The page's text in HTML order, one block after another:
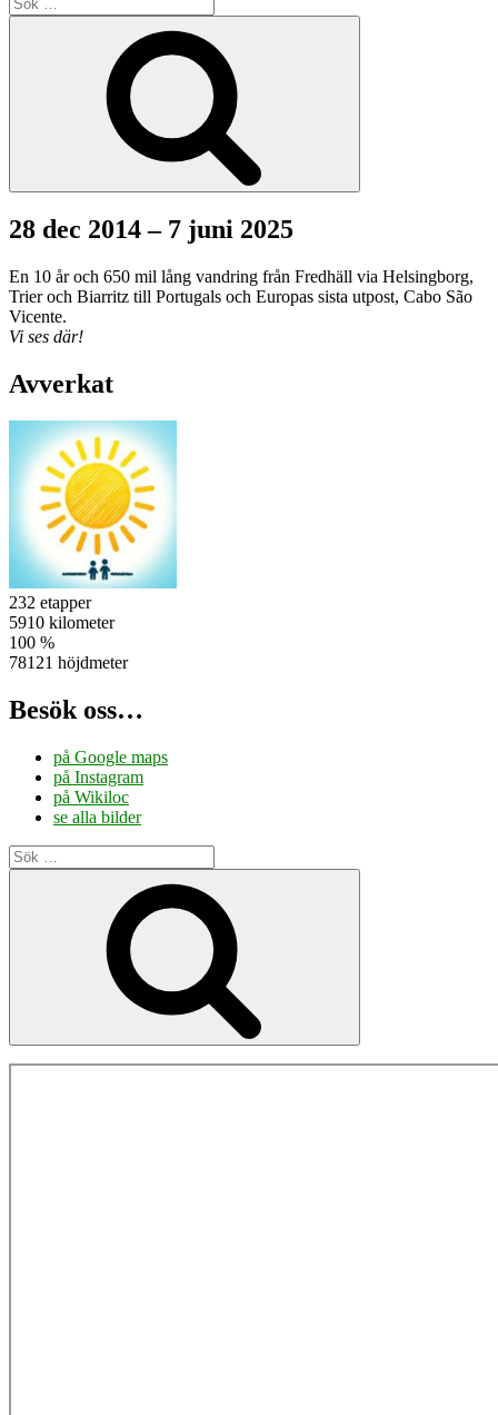
efter:
28 dec 2014 – 7 juni 2025
En 10 år och 650 mil lång vandring från Fredhäll via Helsingborg,
Trier och Biarritz till Portugals och Europas sista utpost, Cabo São
Vicente.
Vi ses där!
Avverkat
232 etapper
5910 kilometer
100 %
78121 höjdmeter
Besök oss…
på Google maps
på Instagram
på Wikiloc
se alla bilder
Sök
efter: